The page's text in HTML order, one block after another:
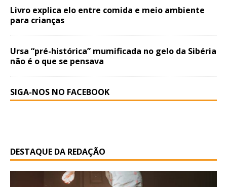
Livro explica elo entre comida e meio ambiente
para crianças
Ursa “pré-histórica” mumificada no gelo da Sibéria
não é o que se pensava
SIGA-NOS NO FACEBOOK
DESTAQUE DA REDAÇÃO